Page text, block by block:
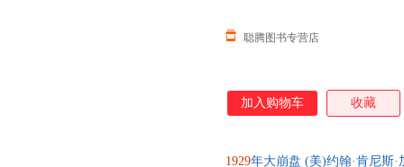
聪腾图书专营店
加入购物车 收藏
1929年大崩盘 (美)约翰·肯尼斯·